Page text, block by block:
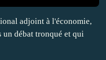
adjoint à l'économie,
un débat tronqué et qui